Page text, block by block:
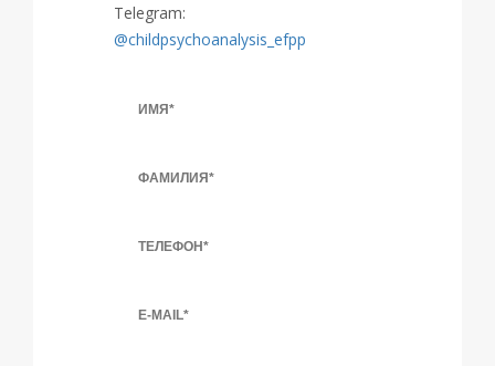
Telegram:
@childpsychoanalysis_efpp